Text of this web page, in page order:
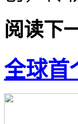
阅读下
全球首